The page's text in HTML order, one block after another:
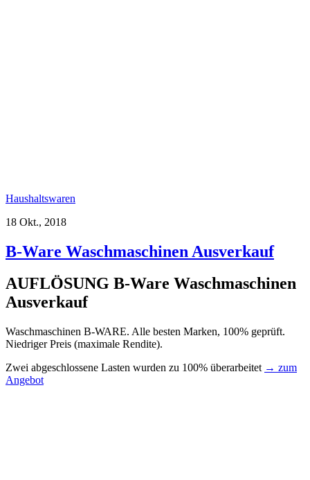
Haushaltswaren
18 Okt., 2018
B-Ware Waschmaschinen Ausverkauf
AUFLÖSUNG B-Ware Waschmaschinen
Ausverkauf
Waschmaschinen B-WARE. Alle besten Marken, 100% geprüft.
Niedriger Preis (maximale Rendite).
Zwei abgeschlossene Lasten wurden zu 100% überarbeitet → zum
Angebot